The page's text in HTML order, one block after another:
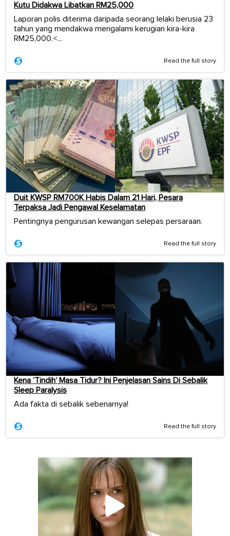
Kutu Didakwa Libatkan RM25,000
Laporan polis diterima daripada seorang lelaki berusia 23
tahun yang mendakwa mengalami kerugian kira-kira
RM25,000.<...
Read the full story
Duit KWSP RM700K Habis Dalam 21 Hari, Pesara
Terpaksa Jadi Pengawal Keselamatan
Pentingnya pengurusan kewangan selepas persaraan.
Read the full story
Kena ‘Tindih’ Masa Tidur? Ini Penjelasan Sains Di Sebalik
Sleep Paralysis
Ada fakta di sebalik sebenarnya!
Read the full story